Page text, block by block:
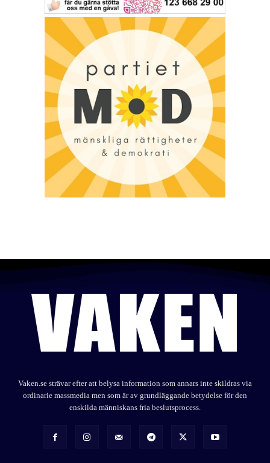
Vaken.se strävar efter att belysa information som annars inte skildras via
ordinarie massmedia men som är av grundläggande betydelse för den
enskilda människans fria beslutsprocess.